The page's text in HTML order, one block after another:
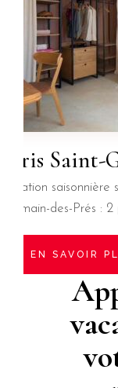
Paris
Location
Germain-des-Prés :
EN SAVOIR